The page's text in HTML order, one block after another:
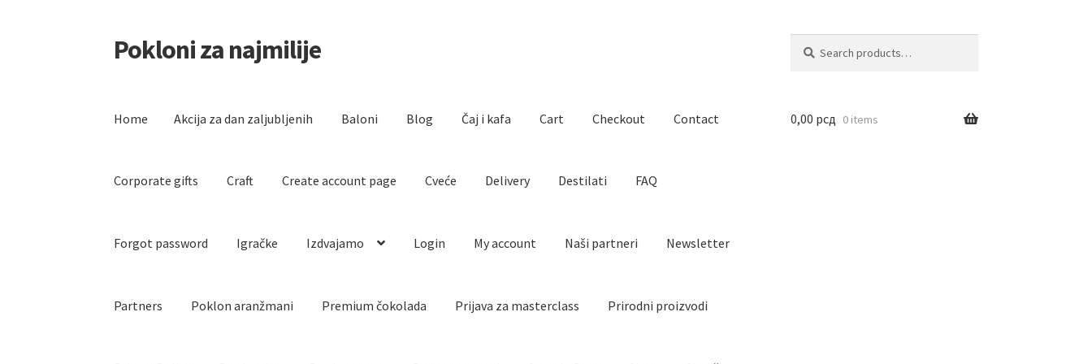
Skip
to
Skip
to
Pokloni za najmilije
for:
Home Akcija za dan zaljubljenih Baloni Blog Čaj i kafa Cart Checkout Contact
Corporate gifts Craft Create account page Cveće Delivery Destilati FAQ
Forgot password Igračke Izdvajamo Login My account Naši partneri Newsletter
Partners Poklon aranžmani Premium čokolada Prijava za masterclass Prirodni proizvodi
0,00 рсд 0 items